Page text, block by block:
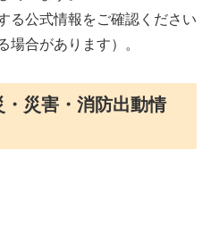
る公式情報をご確認ください
場合があります）。
災害・消防出動情